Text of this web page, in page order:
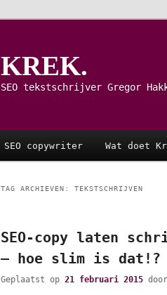
KREK.
SEO tekstschrijver Gregor
SEO copywriter Wat doet
TAG ARCHIEVEN: TEKSTSCHRIJVEN
SEO-copy laten
– hoe slim is dat!?
Geplaatst op 21 februari 2015 door